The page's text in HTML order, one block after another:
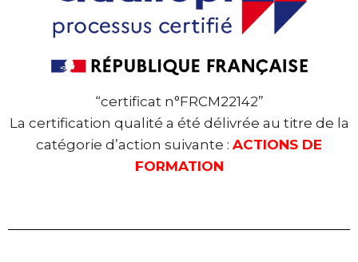
“certificat n°FRCM22142”
La certification qualité a été délivrée au titre de la
catégorie d’action suivante : ACTIONS DE
FORMATION